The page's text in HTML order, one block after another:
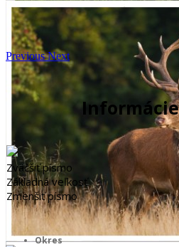
Previous Next
Zväčšiť písmo
Základná veľkosť
Zmenšiť písmo
Okres